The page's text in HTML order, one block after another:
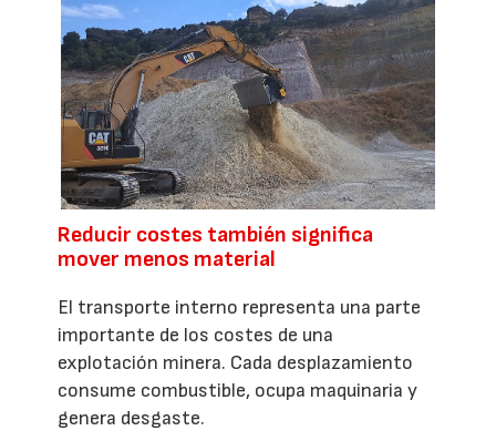
Reducir costes también significa
mover menos material
El transporte interno representa una parte
importante de los costes de una
explotación minera. Cada desplazamiento
consume combustible, ocupa maquinaria y
genera desgaste.